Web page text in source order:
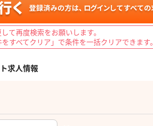
て再度検索をお願いします。
すべてクリア」で条件を一括クリアできます。
求人情報